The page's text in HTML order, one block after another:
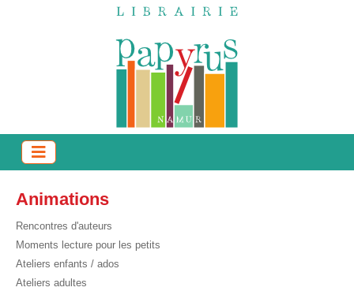
Animations
Rencontres d'auteurs
Moments lecture pour les petits
Ateliers enfants / ados
Ateliers adultes